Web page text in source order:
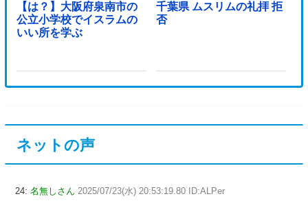
【は？】大阪府泉南市の
公立小学校でイスラムの
いい所を学ぶ
千葉県 ムスリムの礼拝 拒
否
ネットの声
24: 名無しさん 2025/07/23(水) 20:53:19.80 ID:ALPer